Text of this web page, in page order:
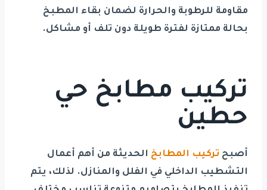
مقاومة للرطوبة والحرارة لضمان بقاء المطبخ
بحالة ممتازة لفترة طويلة دون تلف أو مشاكل.
تركيب مطابخ حي
حطين
أصبح تركيب المطابخ الحديثة من أهم أعمال
التشطيب الداخلي في الفلل والمنازل. لذلك، يتم